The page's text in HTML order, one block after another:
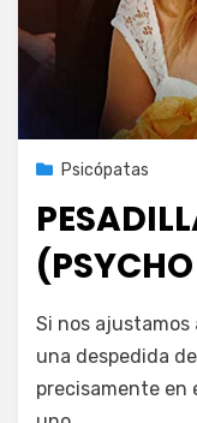
Publicada
20 de octubre de
Psicópatas
PeliDeTarde
Deja un
Si nos
una despedida
precisamente en